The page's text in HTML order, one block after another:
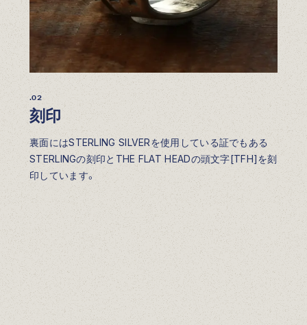
.02
刻印
裏面にはSTERLING SILVERを使用している証でもある
STERLINGの刻印とTHE FLAT HEADの頭文字[TFH]を刻
印しています。